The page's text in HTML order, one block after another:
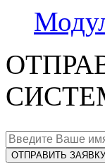
ОТПРАВИТЬ